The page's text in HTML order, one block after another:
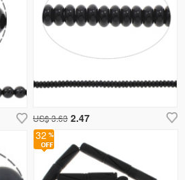
32
US$ 3.63 2.47